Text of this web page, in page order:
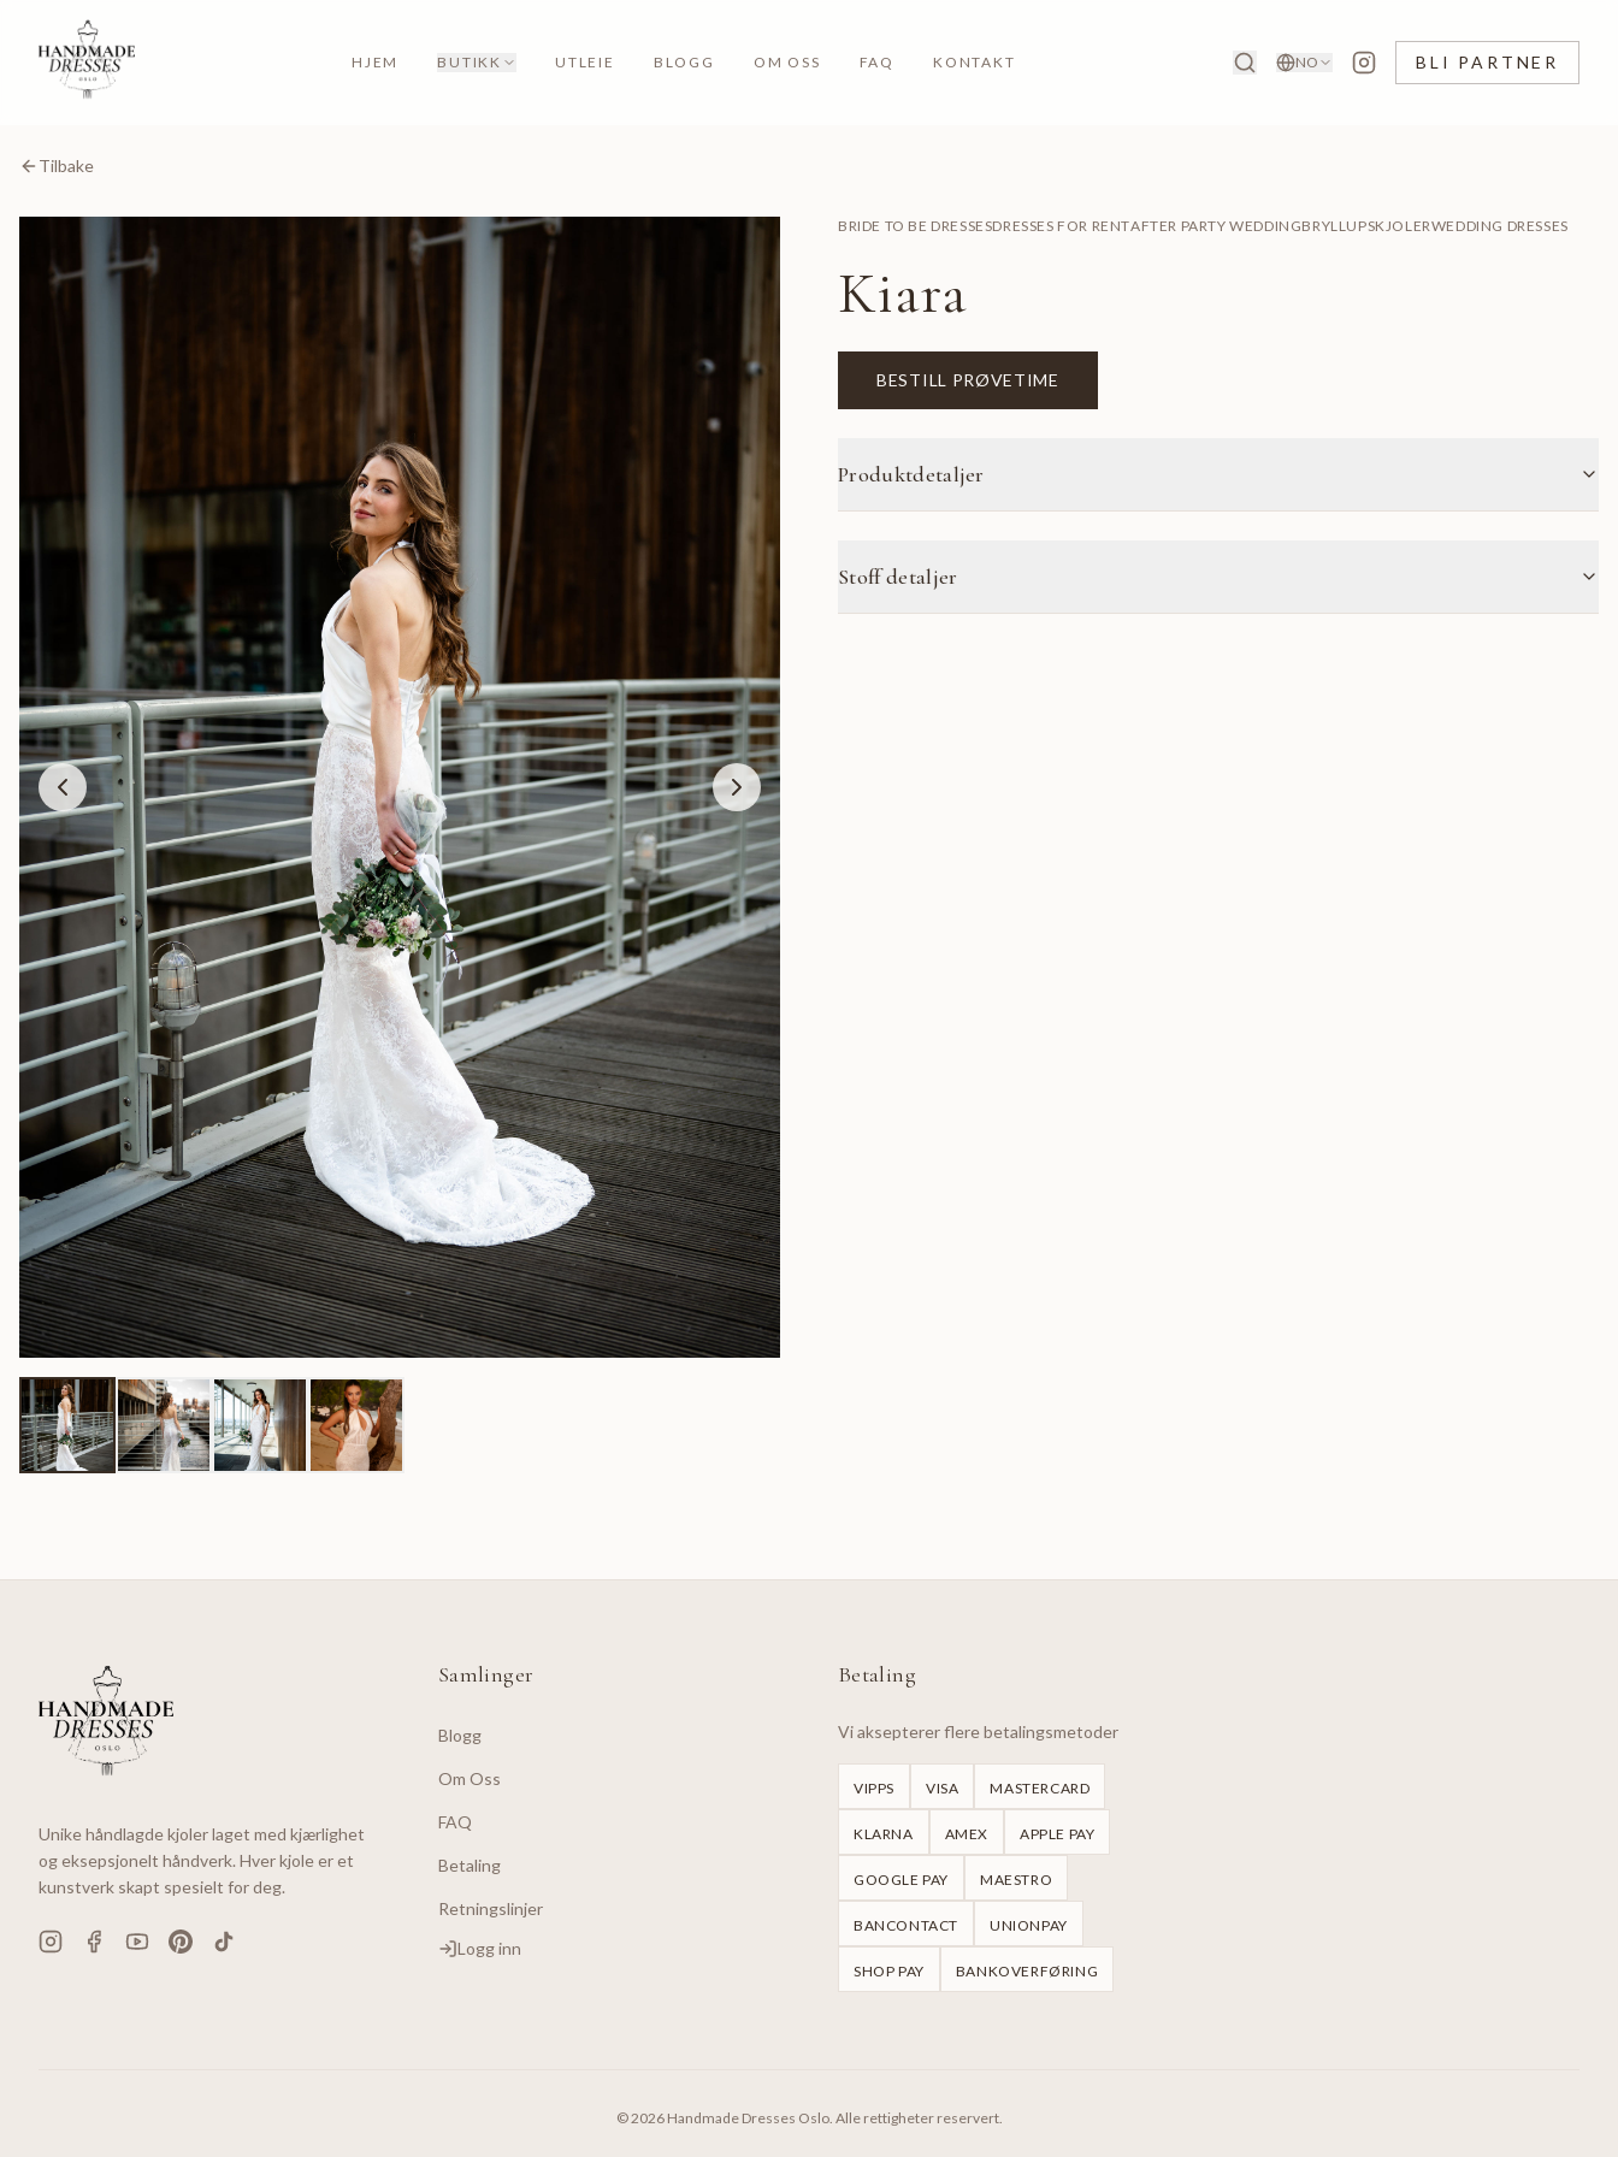
HJEM BUTIKK UTLEIE BLOGG OM OSS FAQ KONTAKT NO BLI PARTNER
Tilbake
BRIDE TO BE DRESSESDRESSES FOR RENTAFTER PARTY WEDDINGBRYLLUPSKJOLERWEDDING DRESSES
Kiara
BESTILL PRØVETIME
Produktdetaljer
Stoff detaljer
Unike håndlagde kjoler laget med kjærlighet
og eksepsjonelt håndverk. Hver kjole er et
kunstverk skapt spesielt for deg.
Samlinger
Blogg
Om Oss
FAQ
Betaling
Retningslinjer
Logg inn
Betaling
Vi aksepterer flere betalingsmetoder
VIPPS VISA MASTERCARD
KLARNA AMEX APPLE PAY
GOOGLE PAY MAESTRO
BANCONTACT UNIONPAY
SHOP PAY BANKOVERFØRING
©2026Handmade Dresses Oslo. Alle rettigheter reservert.